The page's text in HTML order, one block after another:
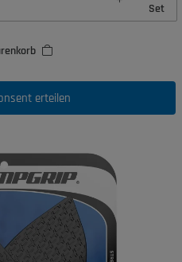
Set
erteilen